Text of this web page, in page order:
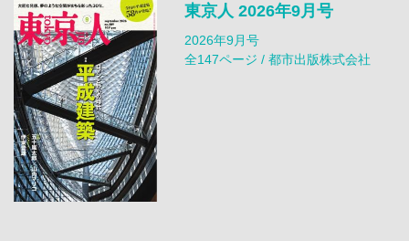
東京人 2026年9月号
2026年9月号
全147ページ / 都市出版株式会社